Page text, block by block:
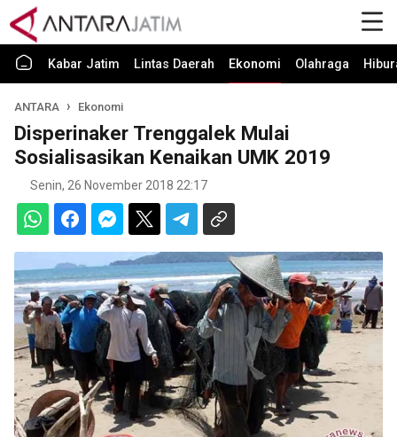
Kabar Jatim Lintas Daerah Ekonomi Olahraga
ANTARA Ekonomi
Disperinaker Trenggalek Mulai
Sosialisasikan Kenaikan UMK 2019
Senin, 26 November 2018 22:17